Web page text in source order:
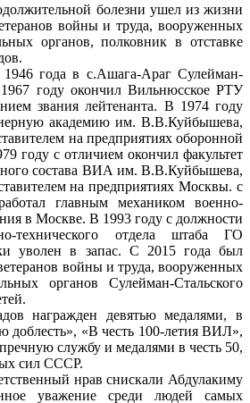
болезни ушел из жизни
войны и труда, вооруженных
органов, полковник в отставке
года в с.Ашага-Араг Сулейман-
году окончил Вильнюсское РТУ
звания лейтенанта. В 1974 году
академию им. В.В.Куйбышева,
на предприятиях оборонной
году с отличием окончил факультет
состава ВИА им. В.В.Куйбышева,
на предприятиях Москвы. с
главным механиком военно-
в Москве. В 1993 году с должности
технического отдела штаба ГО
уволен в запас. С 2015 года был
войны и труда, вооруженных
органов Сулейман-Стальского
награжден девятью медалями, в
доблесть», «В честь 100-летия ВИЛ»,
службу и медалями в честь 50,
сил СССР.
нрав снискали Абдулакиму
уважение среди людей самых